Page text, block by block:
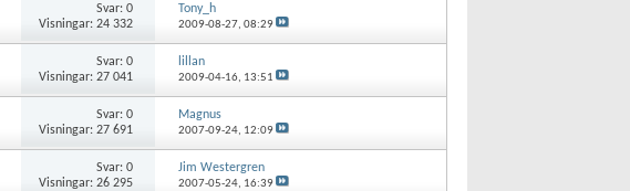
Svar:0
Visningar: 24 332
Tony_h
2009-08-27, 08:29
Svar:0
Visningar: 27 041
lillan
2009-04-16, 13:51
Svar:0
Visningar: 27 691
Magnus
2007-09-24, 12:09
Svar:0
Visningar: 26 295
Jim Westergren
2007-05-24, 16:39